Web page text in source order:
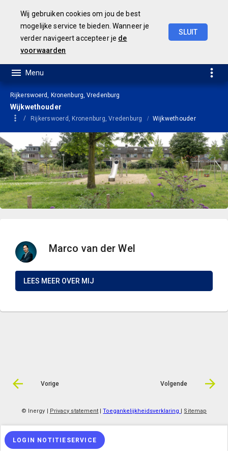
Wij gebruiken cookies om jou de best
mogelijke service te bieden. Wanneer je
verder navigeert accepteer je de
voorwaarden
SLUIT
Rijkerswoerd, Kronenburg, Vredenburg
Wijkwethouder
Rijkerswoerd, Kronenburg, Vredenburg Wijkwethouder
Marco van der Wel
LEES MEER OVER MIJ
Vorige Volgende
© Inergy | Privacy statement |Toegankelijkheidsverklaring | Sitemap
LOGIN NOTITIESERVICE